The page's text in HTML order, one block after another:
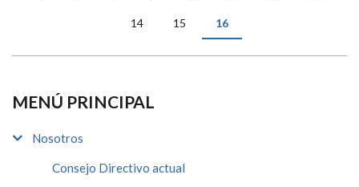
14 15 16
MENÚ PRINCIPAL
Nosotros
Consejo Directivo actual